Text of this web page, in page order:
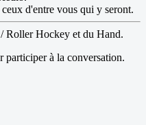
d'entre vous qui y seront.
Roller Hockey et du Hand.
participer à la conversation.